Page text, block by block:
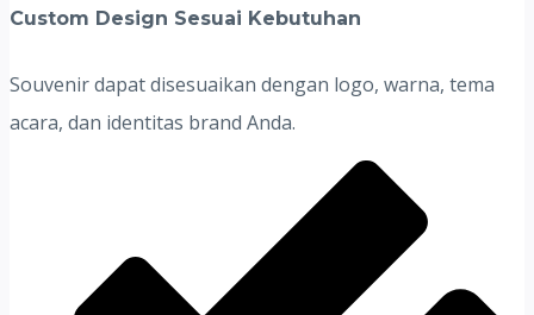
Custom Design Sesuai Kebutuhan
Souvenir dapat disesuaikan dengan logo, warna, tema
acara, dan identitas brand Anda.